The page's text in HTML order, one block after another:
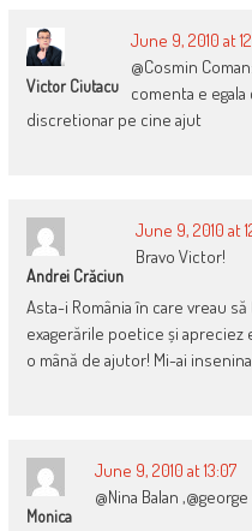
Victor Ciutacu
June 9, 2010 at
@Cosmin
comenta e
discretionar pe cine ajut
Andrei Crăciun
June 9, 2010 at
Bravo Victor!
Asta-i România în care vreau
exagerările poetice și apreciez
o mână de ajutor! Mi-ai
Monica
June 9, 2010 at 13:07
@Nina Balan